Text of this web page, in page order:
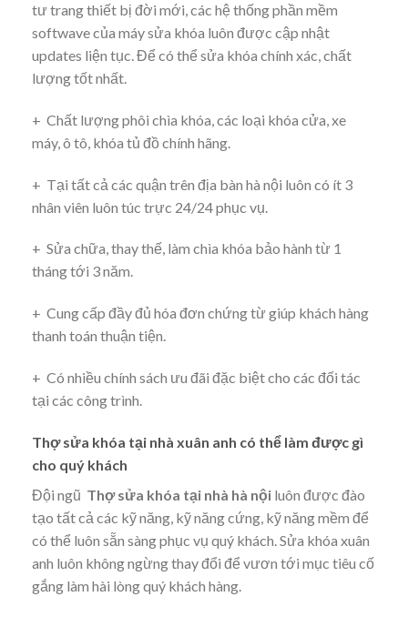
tư trang thiết bị đời mới, các hệ thống phần mềm
softwave của máy sửa khóa luôn được cập nhật
updates liện tục. Để có thể sửa khóa chính xác, chất
lượng tốt nhất.
+ Chất lượng phôi chìa khóa, các loại khóa cửa, xe
máy, ô tô, khóa tủ đồ chính hãng.
+ Tại tất cả các quận trên địa bàn hà nội luôn có ít 3
nhân viên luôn túc trực 24/24 phục vụ.
+ Sửa chữa, thay thế, làm chìa khóa bảo hành từ 1
tháng tới 3 năm.
+ Cung cấp đầy đủ hóa đơn chứng từ giúp khách hàng
thanh toán thuận tiện.
+ Có nhiều chính sách ưu đãi đặc biệt cho các đối tác
tại các công trình.
Thợ sửa khóa tại nhà xuân anh có thể làm được gì
cho quý khách
Đội ngũ Thợ sửa khóa tại nhà hà nội luôn được đào
tạo tất cả các kỹ năng, kỹ năng cứng, kỹ năng mềm để
có thể luôn sẵn sàng phục vụ quý khách. Sửa khóa xuân
anh luôn không ngừng thay đổi để vươn tới mục tiêu cố
gắng làm hài lòng quý khách hàng.